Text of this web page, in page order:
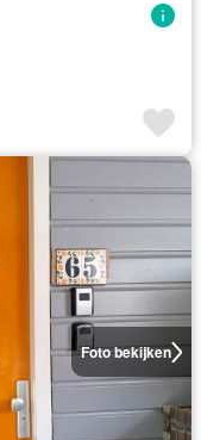
Foto bekijken